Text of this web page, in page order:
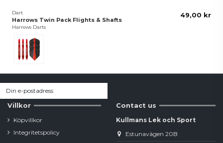
Dart
Harrows Twin Pack Flights & Shafts
Harrows Darts
Röd
49,00 kr
Villkor
Köpvillkor
Integritetspolicy
Contact us
Kullmans Lek och Sport
Estunavägen 20B